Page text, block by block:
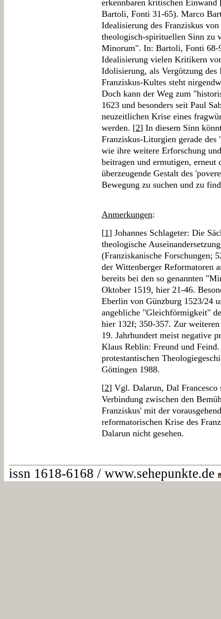
erkennbaren kritischen
Bartoli, Fonti 31-65). Marco
Idealisierung des Franziskus
theologisch-spirituellen Sinn zu
Minorum". In: Bartoli, Fonti 68-
Idealisierung vielen Kritikern
Idolisierung, als Vergötzung
Franziskus-Kultes steht
Doch kann der Weg zum
1623 und besonders seit Paul
neuzeitlichen Krise eines
werden. [2] In diesem Sinn
Franziskus-Liturgien gerade des
wie ihre weitere Erforschung
beitragen und ermutigen,
überzeugende Gestalt des
Bewegung zu suchen und zu
Anmerkungen:
[1] Johannes Schlageter: Die
theologische
(Franziskanische
der Wittenberger Reformatoren
bereits bei den so genannten
Oktober 1519, hier 21-46.
Eberlin von Günzburg 1523/24
angebliche "Gleichförmigkeit"
hier 132f; 350-357. Zur
19. Jahrhundert meist negative
Klaus Reblin: Freund und
protestantischen
Göttingen 1988.
[2] Vgl. Dalarun, Dal
Verbindung zwischen den
Franziskus' mit der
reformatorischen Krise des
Dalarun nicht gesehen.
issn 1618-6168 / www.sehepunkte.de